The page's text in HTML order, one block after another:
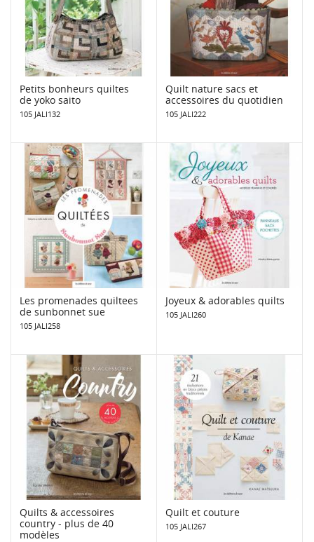
Petits bonheurs quiltes
de yoko saito
105 JALI132
Quilt nature sacs et
accessoires du quotidien
105 JALI222
Les promenades quiltees
de sunbonnet sue
105 JALI258
Joyeux & adorables quilts
105 JALI260
Quilts & accessoires
country - plus de 40
modèles
Quilt et couture
105 JALI267